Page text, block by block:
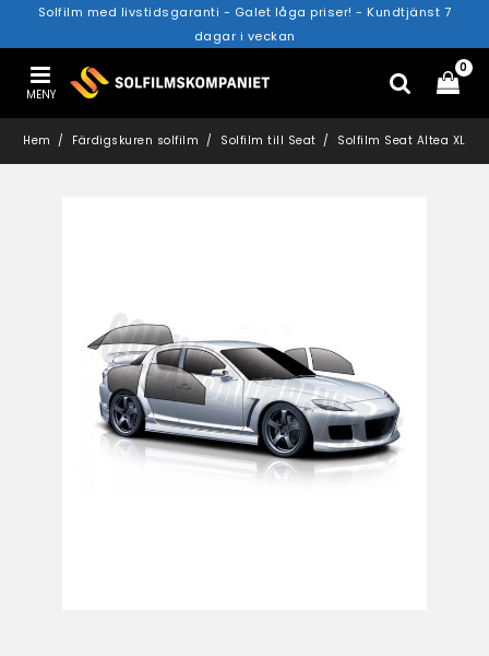
Solfilm med livstidsgaranti - Galet låga priser! - Kundtjänst 7
dagar i veckan
MENY
0
Hem Färdigskuren solfilm Solfilm till Seat Solfilm Seat Altea XL